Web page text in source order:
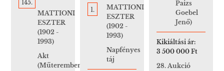
Paizs
Goebel
Jenő)
Kikiáltási ár:
3 500 000 Ft
28. Aukció
145.
MATTIONI
ESZTER
(1902 -
1993)
Akt
(Műteremben)
1.
MATTIONI
ESZTER
(1902 -
1993)
Napfényes
táj